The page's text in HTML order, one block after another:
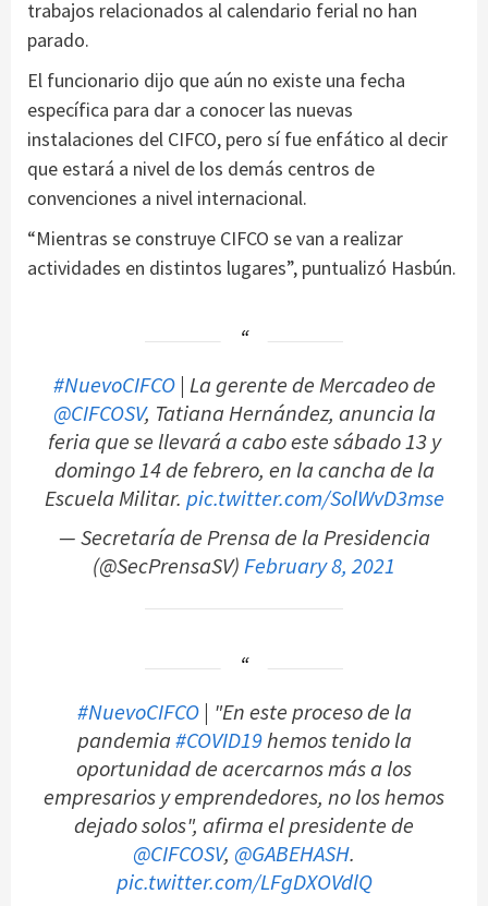
trabajos relacionados al calendario ferial no han
parado.
El funcionario dijo que aún no existe una fecha
específica para dar a conocer las nuevas
instalaciones del CIFCO, pero sí fue enfático al decir
que estará a nivel de los demás centros de
convenciones a nivel internacional.
“Mientras se construye CIFCO se van a realizar
actividades en distintos lugares”, puntualizó Hasbún.
#NuevoCIFCO| La gerente de Mercadeo de
@CIFCOSV, Tatiana Hernández, anuncia la
feria que se llevará a cabo este sábado 13 y
domingo 14 de febrero, en la cancha de la
Escuela Militar. pic.twitter.com/SolWvD3mse
— Secretaría de Prensa de la Presidencia
(@SecPrensaSV)February 8, 2021
#NuevoCIFCO| "En este proceso de la
pandemia#COVID19hemos tenido la
oportunidad de acercarnos más a los
empresarios y emprendedores, no los hemos
dejado solos", afirma el presidente de
@CIFCOSV, @GABEHASH.
pic.twitter.com/LFgDXOVdlQ